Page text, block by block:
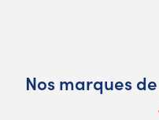
Nos marques